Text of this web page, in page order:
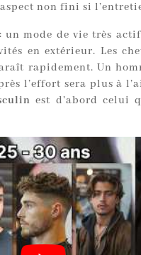
non fini si
mode de vie très
en extérieur. Les
rapidement. Un
l’effort sera plus à
est d’abord celui